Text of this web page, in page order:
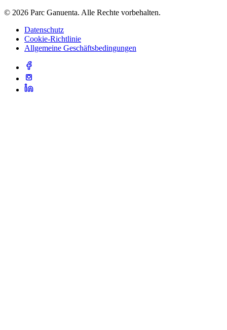
© 2026 Parc Ganuenta. Alle Rechte vorbehalten.
Datenschutz
Cookie-Richtlinie
Allgemeine Geschäftsbedingungen